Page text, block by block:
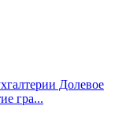
Долевое
гра...